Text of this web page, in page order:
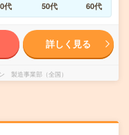
代 50代 60代
詳しく見る
製造事業部（全国）